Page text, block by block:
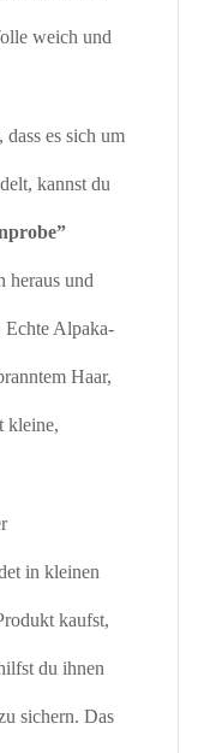
weich und
es sich um
kannst du
heraus und
Echte Alpaka-
Haar,
kleine,
in kleinen
kaufst,
du ihnen
sichern. Das